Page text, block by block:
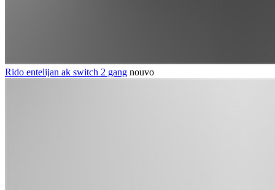
Rido entelijan ak switch 2 gang nouvo